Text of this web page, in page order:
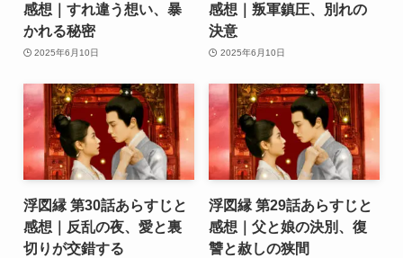
感想｜すれ違う想い、暴
かれる秘密
2025年6月10日
感想｜叛軍鎮圧、別れの
決意
2025年6月10日
浮図縁 第30話あらすじと
感想｜反乱の夜、愛と裏
切りが交錯する
浮図縁 第29話あらすじと
感想｜父と娘の決別、復
讐と赦しの狭間